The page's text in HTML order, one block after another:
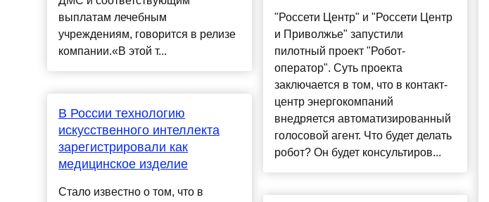
выплатам лечебным
учреждениям, говорится в релизе
компании.«В этой т...
В России технологию
искусственного интеллекта
зарегистрировали как
медицинское изделие
Стало известно о том, что в
"Россети Центр" и "Россети Центр
и Приволжье" запустили
пилотный проект "Робот-
оператор". Суть проекта
заключается в том, что в контакт-
центр энергокомпаний
внедряется автоматизированный
голосовой агент. Что будет делать
робот? Он будет консультиров...